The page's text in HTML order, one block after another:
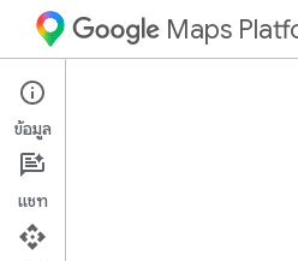
Maps
Mobility Services
Google Maps Platform
Google ใช้
ข้อมูล
แชท